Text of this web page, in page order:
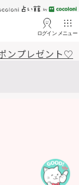
ログイン メニュー
ンプレゼント♡